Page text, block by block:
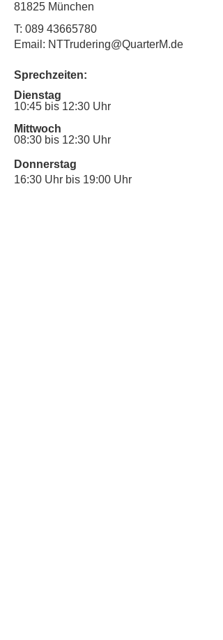
81825 München
T: 089 43665780
Email: NTTrudering@QuarterM.de
Sprechzeiten:
Dienstag
10:45 bis 12:30 Uhr
Mittwoch
08:30 bis 12:30 Uhr
Donnerstag
16:30 Uhr bis 19:00 Uhr